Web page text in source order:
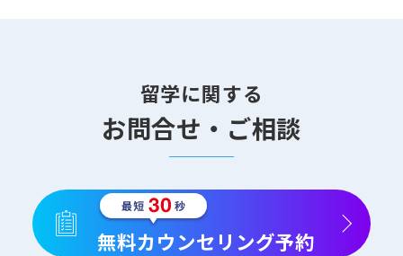
留学に関する
お問合せ・ご相談
無料カウンセリング予約